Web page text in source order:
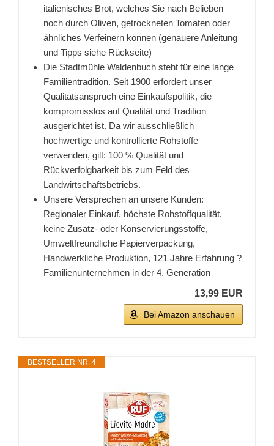
italienisches Brot, welches Sie nach Belieben
noch durch Oliven, getrockneten Tomaten oder
ähnliches Verfeinern können (genauere Anleitung
und Tipps siehe Rückseite)
Die Stadtmühle Waldenbuch steht für eine lange
Familientradition. Seit 1900 erfordert unser
Qualitätsanspruch eine Einkaufspolitik, die
kompromisslos auf Qualität und Tradition
ausgerichtet ist. Da wir ausschließlich
hochwertige und kontrollierte Rohstoffe
verwenden, gilt: 100 % Qualität und
Rückverfolgbarkeit bis zum Feld des
Landwirtschaftsbetriebs.
Unsere Versprechen an unsere Kunden:
Regionaler Einkauf, höchste Rohstoffqualität,
keine Zusatz- oder Konservierungsstoffe,
Umweltfreundliche Papierverpackung,
Handwerkliche Produktion, 121 Jahre Erfahrung ?
Familienunternehmen in der 4. Generation
13,99 EUR
Bei Amazon anschauen
BESTSELLER NR. 4